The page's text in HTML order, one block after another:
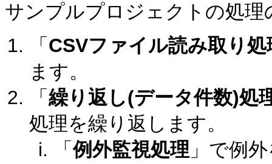
サンプルプロジェクトの処
「 CSVファイル読み取り処
ます。
「 繰り返し(データ件数)処
処理を繰り返します。
「例外監視処理 」で例